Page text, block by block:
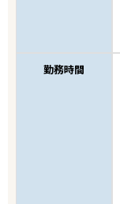
勤務時間